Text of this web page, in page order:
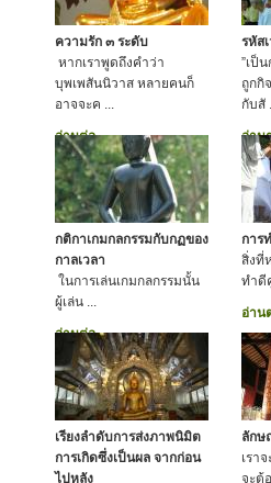
ความรัก ๓ ระดับ
หากเราพูดถึงคำว่า
บุพเพสันนิวาส หลายคนก็
อาจจะค ...
อ่านต่อ
รหัส
”เป็
ถูกกิ
กับสั
อ่าน
กติกาเกมกลกรรมกับกฏของ
กาลเวลา
ในการเล่นเกมกลกรรมนั้น
ผู้เล่น ...
อ่านต่อ
การ
สิ่งที่
ทำดี
อ่าน
เรียงลำดับการส่งภาพนิมิต
การเกิดซึ่งเป็นผล จากก่อน
ไปหลัง
ลักษ
เรา
จะต้